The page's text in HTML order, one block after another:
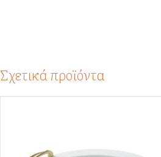
Σχετικά προϊόντα